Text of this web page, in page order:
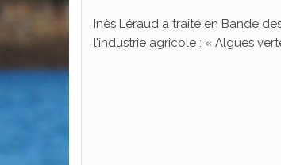
Inès Léraud a traité en Bande
l’industrie agricole : « Algues